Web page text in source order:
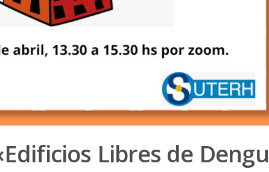
Libres de